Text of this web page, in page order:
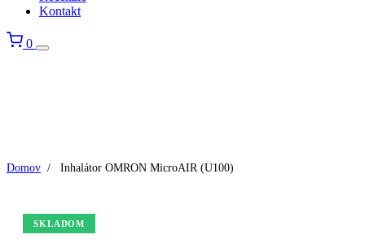
Kontakt
0
Domov / Inhalátor OMRON MicroAIR (U100)
SKLADOM